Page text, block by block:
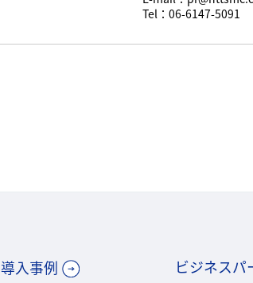
Tel：06-6147-5091
導入事例
ビジネスパ